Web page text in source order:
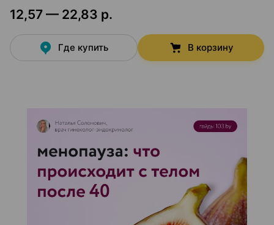
12,57 — 22,83 р.
Где купить В корзину